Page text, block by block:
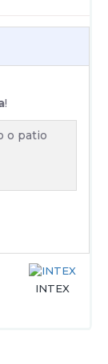
INTEX
!
o patio